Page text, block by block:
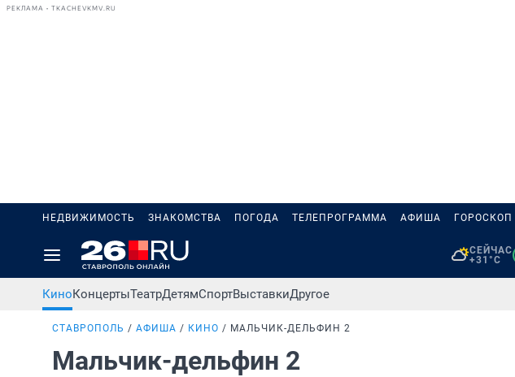
РЕКЛАМА • TKACHEVKMV.RU
НЕДВИЖИМОСТЬ ЗНАКОМСТВА ПОГОДА ТЕЛЕПРОГРАММА АФИША ГОРОСКОП
СЕЙЧАС
+31°C
КиноКонцертыТеатрДетямСпортВыставкиДругое
СТАВРОПОЛЬ АФИША КИНО МАЛЬЧИК-ДЕЛЬФИН 2
Мальчик-дельфин 2